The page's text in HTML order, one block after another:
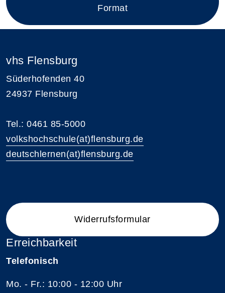
Format
vhs Flensburg
Süderhofenden 40
24937 Flensburg
Tel.: 0461 85-5000
volkshochschule(at)flensburg.de
deutschlernen(at)flensburg.de
Widerrufsformular
Erreichbarkeit
Telefonisch
Mo. - Fr.: 10:00 - 12:00 Uhr